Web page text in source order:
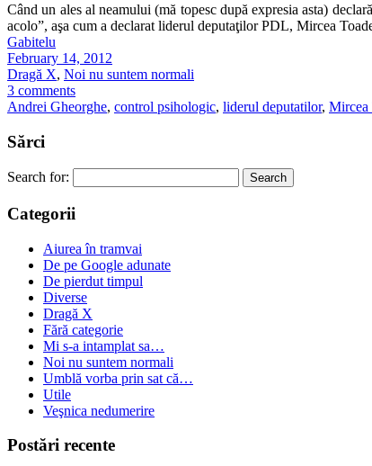
Când un ales al neamului (mă topesc după expresia asta)
acolo”, aşa cum a declarat liderul deputaţilor PDL, Mircea
Gabitelu
February 14, 2012
Dragă X, Noi nu suntem normali
3 comments
Andrei Gheorghe, control psihologic, liderul deputatilor, Mircea
Sărci
Search for:
Categorii
Aiurea în tramvai
De pe Google adunate
De pierdut timpul
Diverse
Dragă X
Fără categorie
Mi s-a intamplat sa…
Noi nu suntem normali
Umblă vorba prin sat că…
Utile
Veşnica nedumerire
Postări recente